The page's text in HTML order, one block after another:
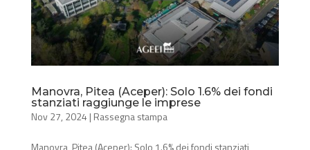
Manovra, Pitea (Aceper): Solo 1.6% dei fondi
stanziati raggiunge le imprese
Nov 27, 2024 | Rassegna stampa
Manovra, Pitea (Aceper): Solo 1.6% dei fondi stanziati